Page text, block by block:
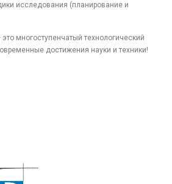
исследования (планирование и
многоступенчатый технологический
достижения науки и техники!